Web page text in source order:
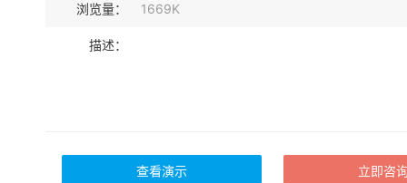
浏览量： 1669K
描述：
查看演示 立即咨